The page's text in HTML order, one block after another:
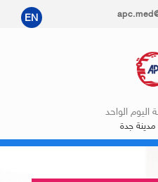
EN
اليوم الواحد
جدة